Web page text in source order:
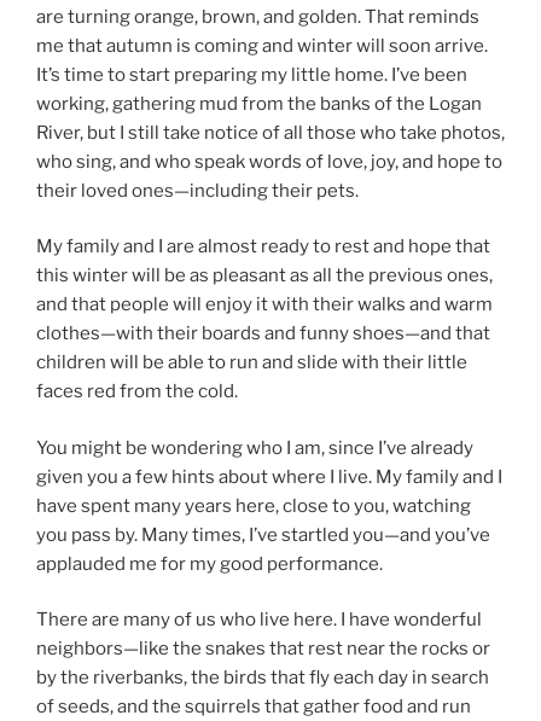
are turning orange, brown, and golden. That reminds
me that autumn is coming and winter will soon arrive.
It’s time to start preparing my little home. I’ve been
working, gathering mud from the banks of the Logan
River, but I still take notice of all those who take photos,
who sing, and who speak words of love, joy, and hope to
their loved ones—including their pets.
My family and I are almost ready to rest and hope that
this winter will be as pleasant as all the previous ones,
and that people will enjoy it with their walks and warm
clothes—with their boards and funny shoes—and that
children will be able to run and slide with their little
faces red from the cold.
You might be wondering who I am, since I’ve already
given you a few hints about where I live. My family and I
have spent many years here, close to you, watching
you pass by. Many times, I’ve startled you—and you’ve
applauded me for my good performance.
There are many of us who live here. I have wonderful
neighbors—like the snakes that rest near the rocks or
by the riverbanks, the birds that fly each day in search
of seeds, and the squirrels that gather food and run